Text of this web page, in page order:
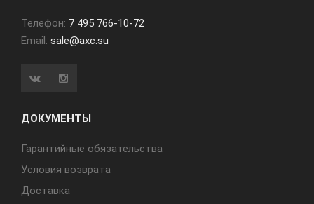
Телефон: 7 495 766-10-72
Email: sale@axc.su
ДОКУМЕНТЫ
Гарантийные обязательства
Условия возврата
Доставка